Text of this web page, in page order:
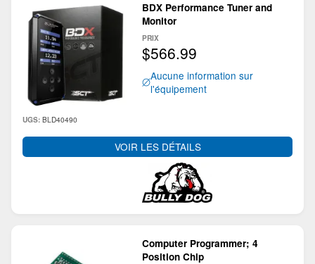
BDX Performance Tuner and
Monitor
Aucune information sur
l'équipement
PRIX
$566.99
UGS: BLD40490
VOIR LES DÉTAILS
Computer Programmer; 4
Position Chip